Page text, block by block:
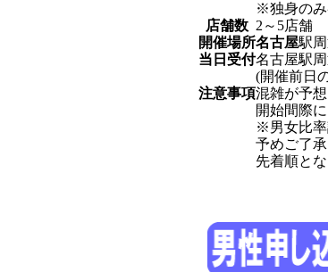
※独身の
店舗数 2～5店舗
開催場所名古屋駅
当日受付名古屋駅
(開催前日
注意事項混雑が予
開始間際
※男女比率
予めご了
先着順と